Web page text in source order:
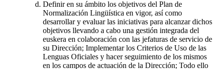
Definir en su ámbito los objetivos del Plan de
Normalización Lingüística en vigor, así como
desarrollar y evaluar las iniciativas para alcanzar dichos
objetivos llevando a cabo una gestión integrada del
euskera en colaboración con las jefaturas de servicio de
su Dirección; Implementar los Criterios de Uso de las
Lenguas Oficiales y hacer seguimiento de los mismos
en los campos de actuación de la Dirección; Todo ello